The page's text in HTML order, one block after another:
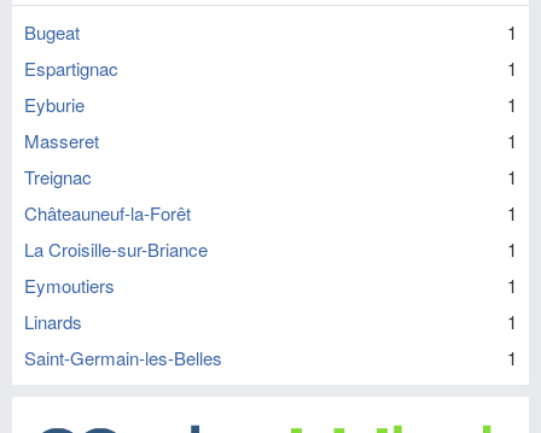
Bugeat
1
Espartignac
1
Eyburie
1
Masseret
1
Treignac
1
Châteauneuf-la-Forêt
1
La Croisille-sur-Briance
1
Eymoutiers
1
Linards
1
Saint-Germain-les-Belles
1